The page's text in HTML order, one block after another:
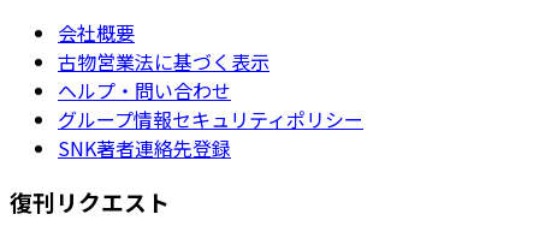
会社概要
古物営業法に基づく表示
ヘルプ・問い合わせ
グループ情報セキュリティポリシー
SNK著者連絡先登録
復刊リクエスト